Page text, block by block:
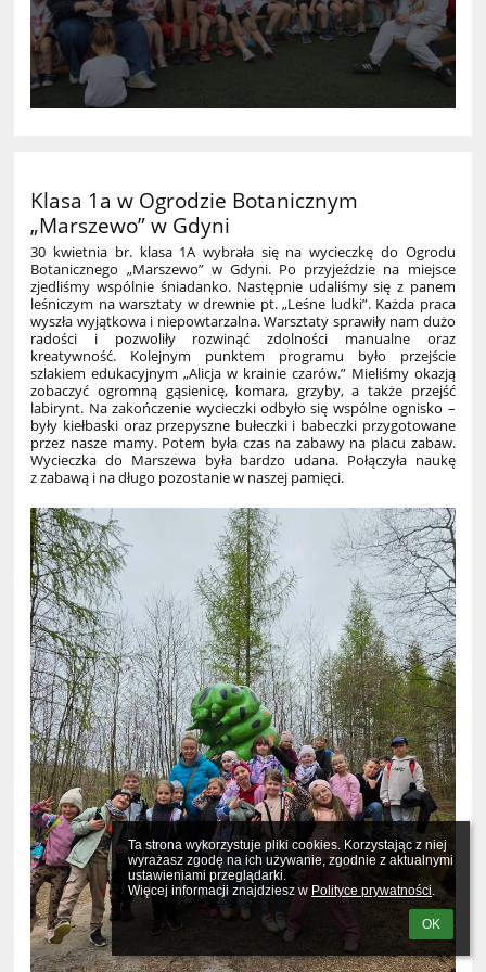
Ta strona wykorzystuje pliki cookies. Korzystając z niej
wyrażasz zgodę na ich używanie, zgodnie z aktualnymi
ustawieniami przeglądarki.
Więcej informacji znajdziesz w Polityce prywatności.
OK
Klasa 1a w Ogrodzie Botanicznym
„Marszewo” w Gdyni
30 kwietnia br. klasa 1A wybrała się na wycieczkę do Ogrodu
Botanicznego „Marszewo” w Gdyni. Po przyjeździe na miejsce
zjedliśmy wspólnie śniadanko. Następnie udaliśmy się z panem
leśniczym na warsztaty w drewnie pt. „Leśne ludki”. Każda praca
wyszła wyjątkowa i niepowtarzalna. Warsztaty sprawiły nam dużo
radości i pozwoliły rozwinąć zdolności manualne oraz
kreatywność. Kolejnym punktem programu było przejście
szlakiem edukacyjnym „Alicja w krainie czarów.” Mieliśmy okazją
zobaczyć ogromną gąsienicę, komara, grzyby, a także przejść
labirynt. Na zakończenie wycieczki odbyło się wspólne ognisko –
były kiełbaski oraz przepyszne bułeczki i babeczki przygotowane
przez nasze mamy. Potem była czas na zabawy na placu zabaw.
Wycieczka do Marszewa była bardzo udana. Połączyła naukę
z zabawą i na długo pozostanie w naszej pamięci.